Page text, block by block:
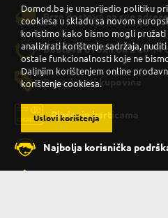
Brza dostava na sve
Dostava u roku od 2 do 14
Pogodnosti kupovine
Plaćanje karticama
Najbolja korisnička
Domod.ba je unaprijedio politiku
cookiesa u skladu sa novom
koristimo kako bismo mogli
analizirati korištenje sadržaja,
ostale funkcionalnosti koje ne
Daljnjim korištenjem online
korištenje cookiesa.
Uslovi korištenja